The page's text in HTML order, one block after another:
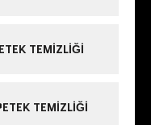
TEMIZLIĞI
TEMIZLIĞI